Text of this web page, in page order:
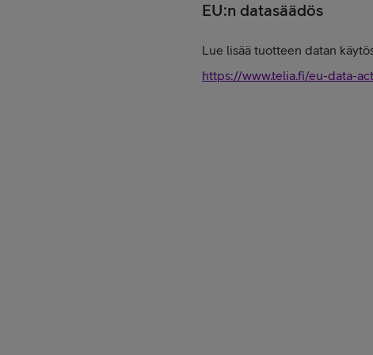
EU:n datasäädös
Lue lisää tuotteen datan
https://www.telia.fi/eu-data-act